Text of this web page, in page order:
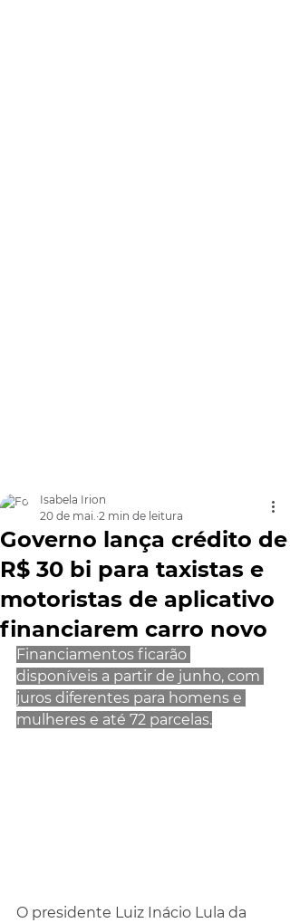
Governo lança crédito de
R$ 30 bi para taxistas e
motoristas de aplicativo
financiarem carro novo
Isabela Irion
20 de mai. 2 min de leitura
Financiamentos ficarão
disponíveis a partir de junho, com
juros diferentes para homens e
mulheres e até 72 parcelas.
O presidente Luiz Inácio Lula da